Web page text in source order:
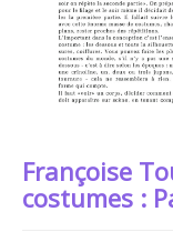
Françoise
costumes :